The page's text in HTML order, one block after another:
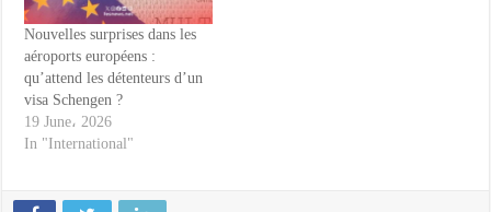
Nouvelles surprises dans les
aéroports européens :
qu’attend les détenteurs d’un
visa Schengen ?
19 June، 2026
In "International"